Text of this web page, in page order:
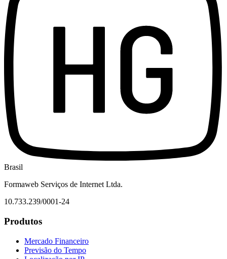
Brasil
Formaweb Serviços de Internet Ltda.
10.733.239/0001-24
Produtos
Mercado Financeiro
Previsão do Tempo